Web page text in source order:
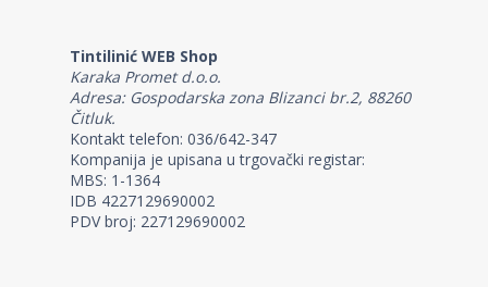
Tintilinić WEB Shop
Karaka Promet d.o.o.
Adresa: Gospodarska zona Blizanci br.2, 88260
Čitluk.
Kontakt telefon: 036/642-347
Kompanija je upisana u trgovački registar:
MBS: 1-1364
IDB 4227129690002
PDV broj: 227129690002